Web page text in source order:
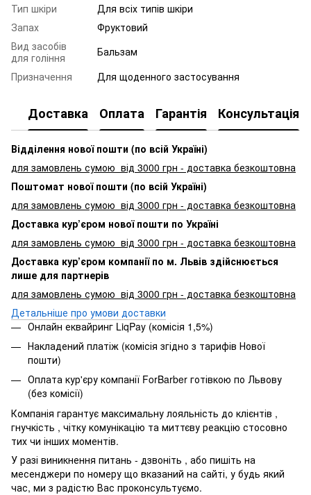
Тип шкіри
Для всіх типів шкіри
Запах
Фруктовий
Вид засобів
для гоління
Бальзам
Призначення
Для щоденного застосування
Доставка Оплата Гарантія Консультація
Відділення нової пошти (по всій Україні)
для замовлень сумою від 3000 грн - доставка безкоштовна
Поштомат нової пошти (по всій Україні)
для замовлень сумою від 3000 грн - доставка безкоштовна
Доставка кур’єром нової пошти по Україні
для замовлень сумою від 3000 грн - доставка безкоштовна
Доставка кур’єром компанії по м. Львів здійснюється
лише для партнерів
для замовлень сумою від 3000 грн - доставка безкоштовна
Детальніше про умови доставки
Онлайн еквайринг LiqPay (комісія 1,5%)
Накладений платіж (комісія згідно з тарифів Нової
пошти)
Оплата кур'єру компанії ForBarber готівкою по Львову
(без комісії)
Компанія гарантує максимальну лояльність до клієнтів ,
гнучкість , чітку комунікацію та миттєву реакцію стосовно
тих чи інших моментів.
У разі виникнення питань - дзвоніть , або пишіть на
месенджери по номеру що вказаний на сайті, у будь який
час, ми з радістю Вас проконсультуємо.